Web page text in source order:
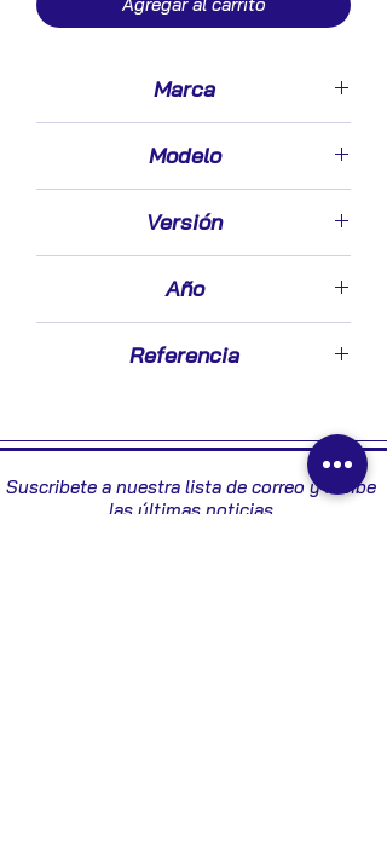
Marca
Modelo
Versión
Año
Referencia
Suscribete a nuestra lista de correo y recibe
las últimas noticias